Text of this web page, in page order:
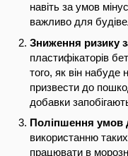
навіть за умов
важливо для
Зниження ризику
пластифікаторів
того, як він набуде
призвести до
добавки
Поліпшення умов
використанню
працювати в